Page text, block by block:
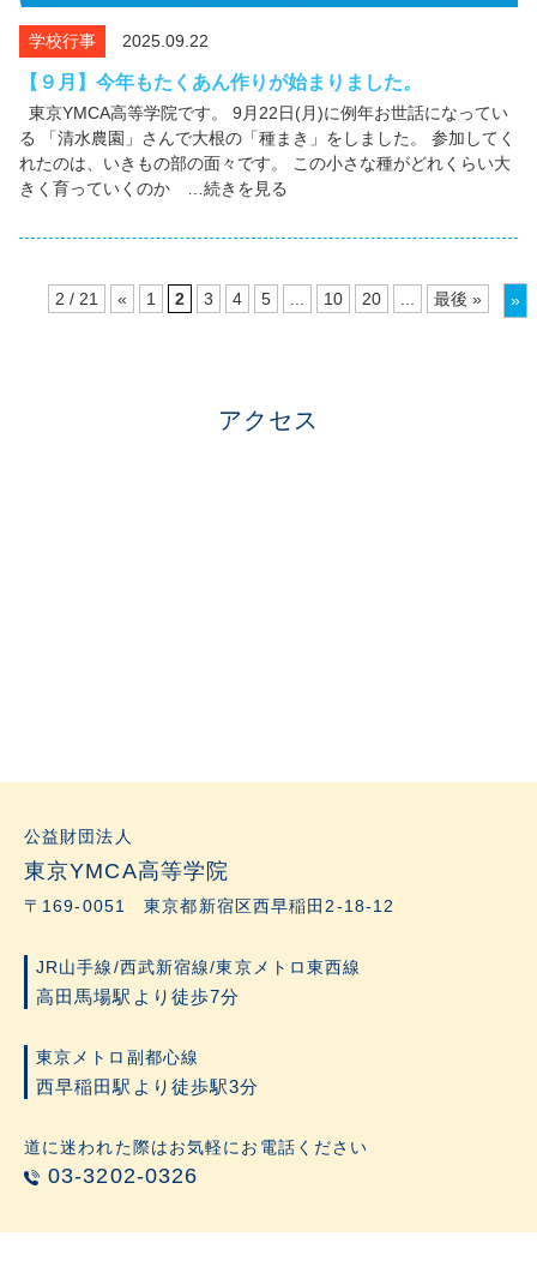
学校行事 2025.09.22
【９月】今年もたくあん作りが始まりました。
東京YMCA高等学院です。 9月22日(月)に例年お世話になってい
る 「清水農園」さんで大根の「種まき」をしました。 参加してく
れたのは、いきもの部の面々です。 この小さな種がどれくらい大
きく育っていくのか …続きを見る
2 / 21 « 1 2 3 4 5 10 20 »
最後 »
アクセス
公益財団法人
東京YMCA高等学院
〒169-0051 東京都新宿区西早稲田2-18-12
JR山手線/西武新宿線/東京メトロ東西線
高田馬場駅より徒歩7分
東京メトロ副都心線
西早稲田駅より徒歩駅3分
道に迷われた際はお気軽にお電話ください
03-3202-0326